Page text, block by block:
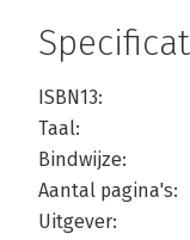
ISBN13:
Taal:
Bindwijze:
Aantal pagina's:
Uitgever: